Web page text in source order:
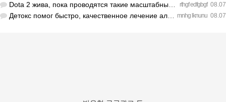
rthgf edfgbgf 08.07
Dota 2 жива, пока проводятся такие масштабные турниры. https…
mnhg lknunu 08.07
Детокс помог быстро, качественное лечение алкоголизма Санкт-…